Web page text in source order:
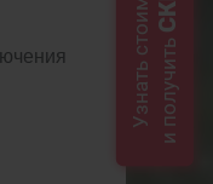
Узнать стоимостьи получить